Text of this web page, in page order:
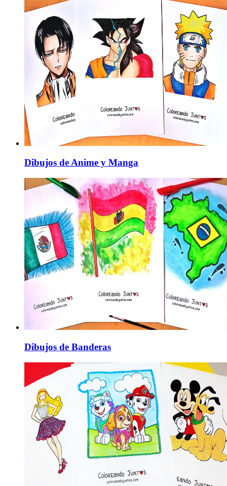
Dibujos de Anime y Manga
Dibujos de Banderas